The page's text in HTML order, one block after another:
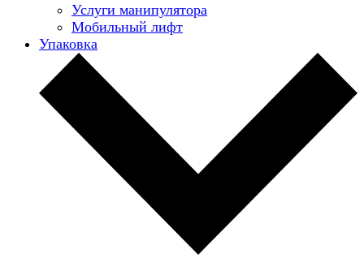
Услуги манипулятора
Мобильный лифт
Упаковка